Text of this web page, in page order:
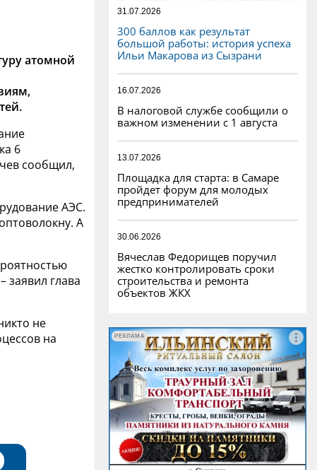
атомной
6
сообщил,
АЭС.
А
заявил глава
не
на
31.07.2026
300 баллов как результат
большой работы: история успеха
Ильи Макарова из Сызрани
16.07.2026
В налоговой службе сообщили о
важном изменении с 1 августа
13.07.2026
Площадка для старта: в Самаре
пройдет форум для молодых
предпринимателей
30.06.2026
Вячеслав Федорищев поручил
жестко контролировать сроки
строительства и ремонта
объектов ЖКХ
РЕКЛАМА